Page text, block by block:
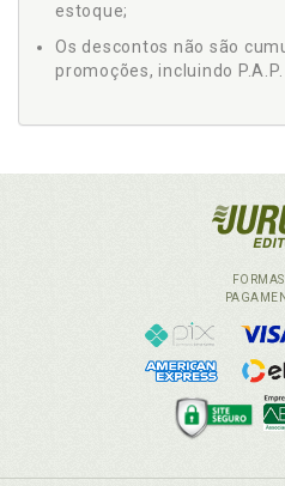
estoque;
Os descontos não são
promoções, incluindo P.A.P.